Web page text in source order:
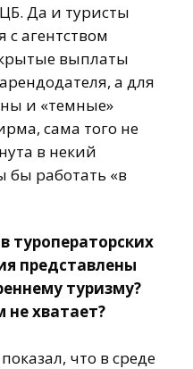
Да и туристы
агентством
выплаты
а для
и «темные»
сама того не
в некий
бы работать «в
туроператорских
представлены
туризму?
не хватает?
что в среде